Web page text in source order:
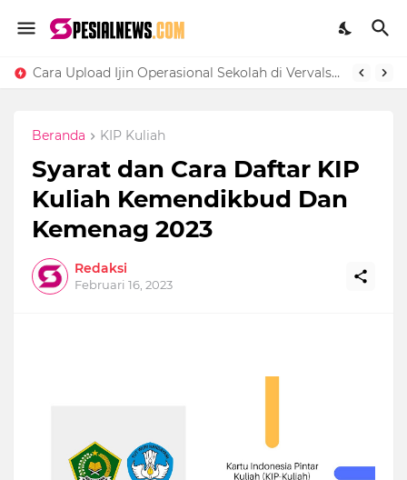
Cara Upload Ijin Operasional Sekolah di Vervalsp Secara Online
Beranda KIP Kuliah
Syarat dan Cara Daftar KIP
Kuliah Kemendikbud Dan
Kemenag 2023
Redaksi
Februari 16, 2023